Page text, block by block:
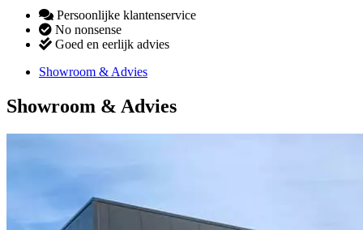
Persoonlijke klantenservice
No nonsense
Goed en eerlijk advies
Showroom & Advies
Showroom & Advies